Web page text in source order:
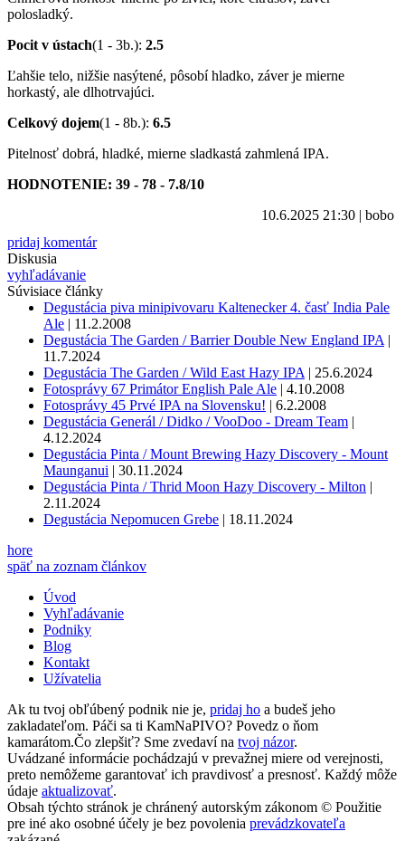
polosladký.
Pocit v ústach(1 - 3b.): 2.5
Ľahšie telo, nižšie nasýtené, pôsobí hladko, záver je mierne
horkastý, ale dlhotrvajúci.
Celkový dojem(1 - 8b.): 6.5
Pitelnosť dobrá, hladké, mierne sladkastá zahmlená IPA.
HODNOTENIE: 39 - 78 - 7.8/10
10.6.2025 21:30 | bobo
pridaj komentár
Diskusia
vyhľadávanie
Súvisiace články
Degustácia piva minipivovaru Kaltenecker 4. časť India Pale
Ale | 11.2.2008
Degustácia The Garden / Barrier Double New England IPA |
11.7.2024
Degustácia The Garden / Wild East Hazy IPA | 25.6.2024
Fotosprávy 67 Primátor English Pale Ale | 4.10.2008
Fotosprávy 45 Prvé IPA na Slovensku! | 6.2.2008
Degustácia Generál / Didko / VooDoo - Dream Team |
4.12.2024
Degustácia Pinta / Mount Brewing Hazy Discovery - Mount
Maunganui | 30.11.2024
Degustácia Pinta / Thrid Moon Hazy Discovery - Milton |
2.11.2024
Degustácia Nepomucen Grebe | 18.11.2024
hore
späť na zoznam článkov
Úvod
Vyhľadávanie
Podniky
Blog
Kontakt
Užívatelia
Ak tu tvoj obľúbený podnik nie je, pridaj ho a budeš jeho
zakladateľom. Páči sa ti KamNaPIVO? Povedz o ňom
kamarátom.Čo zlepšiť? Sme zvedaví na tvoj názor.
Uvádzané informácie pochádzajú v prevažnej miere od verejnosti,
preto nemôžeme garantovať ich pravdivosť a presnosť. Každý môže
údaje aktualizovať.
Obsah týchto stránok je chránený autorským zákonom © Použitie
pre iné ako osobné účely je bez povolenia prevádzkovateľa